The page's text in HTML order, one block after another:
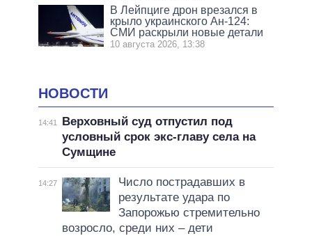
В Лейпциге дрон врезался в
крыло украинского Ан-124:
СМИ раскрыли новые детали
10 августа 2026, 13:38
НОВОСТИ
14:41
Верховный суд отпустил под
условный срок экс-главу села на
Сумщине
14:27
Число пострадавших в
результате удара по
Запорожью стремительно
возросло, среди них – дети